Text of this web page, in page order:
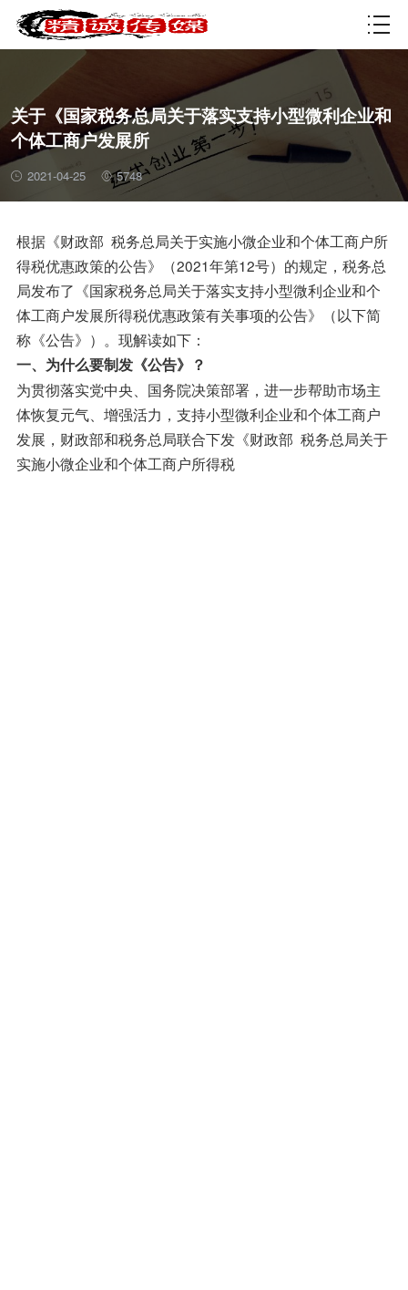
资质许可
关于《国家税务总局关于落实支持小型微利企业和
个体工商户发展所
2021-04-25 5748
根据《财政部 税务总局关于实施小微企业和个体工商户所
得税优惠政策的公告》（2021年第12号）的规定，税务总
局发布了《国家税务总局关于落实支持小型微利企业和个
体工商户发展所得税优惠政策有关事项的公告》（以下简
称《公告》）。现解读如下：
一、为什么要制发《公告》？
为贯彻落实党中央、国务院决策部署，进一步帮助市场主
体恢复元气、增强活力，支持小型微利企业和个体工商户
发展，财政部和税务总局联合下发《财政部 税务总局关于
实施小微企业和个体工商户所得税